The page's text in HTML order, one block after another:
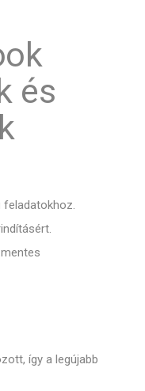
és
feladatokhoz.
így a legújabb